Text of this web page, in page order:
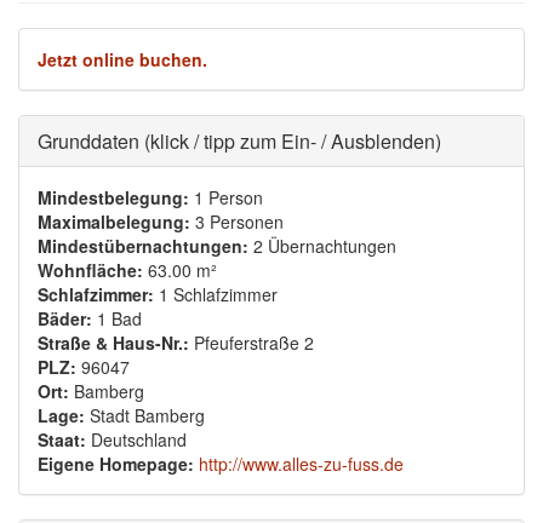
Jetzt online buchen.
Ausblenden
Grunddaten (klick / tipp zum Ein- / Ausblenden)
Mindestbelegung: 1 Person
Maximalbelegung: 3 Personen
Mindestübernachtungen: 2 Übernachtungen
Wohnfläche: 63.00 m²
Schlafzimmer: 1 Schlafzimmer
Bäder: 1 Bad
Straße & Haus-Nr.: Pfeuferstraße 2
PLZ: 96047
Ort: Bamberg
Lage: Stadt Bamberg
Staat: Deutschland
Eigene Homepage: http://www.alles-zu-fuss.de